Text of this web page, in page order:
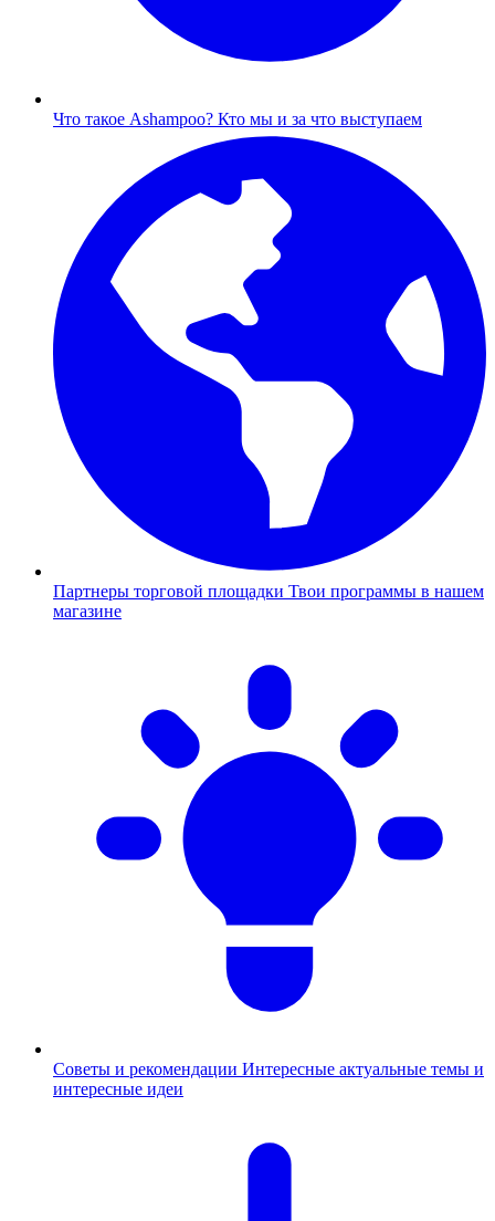
Что такое Ashampoo? Кто мы и за что выступаем
Партнеры торговой площадки Твои программы в нашем
магазине
Советы и рекомендации Интересные актуальные темы и
интересные идеи